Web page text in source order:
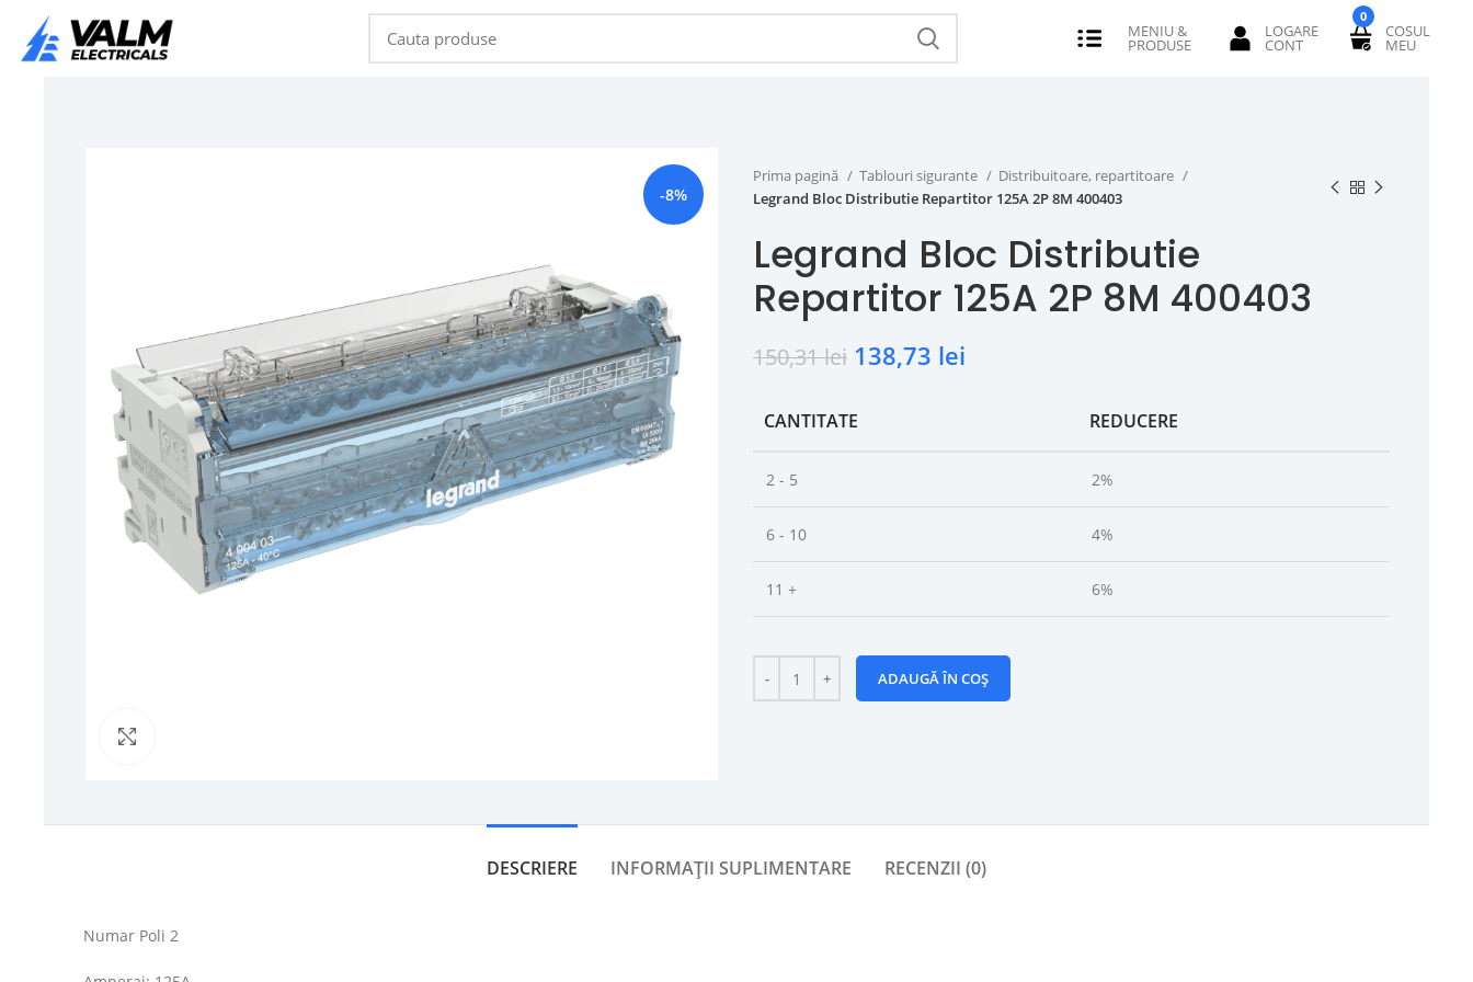
0
-8%
Prima pagină Tablouri sigurante
Distribuitoare, repartitoare
Legrand Bloc Distributie Repartitor 125A 2P 8M 400403
Legrand Bloc Distributie
Repartitor 125A 2P 8M 400403
150,31lei 138,73 lei
CANTITATE REDUCERE
2 - 5 2%
6 - 10 4%
11 + 6%
ADAUGĂ ÎN COȘ
DESCRIERE INFORMAȚII SUPLIMENTARE RECENZII (0)
Numar Poli 2